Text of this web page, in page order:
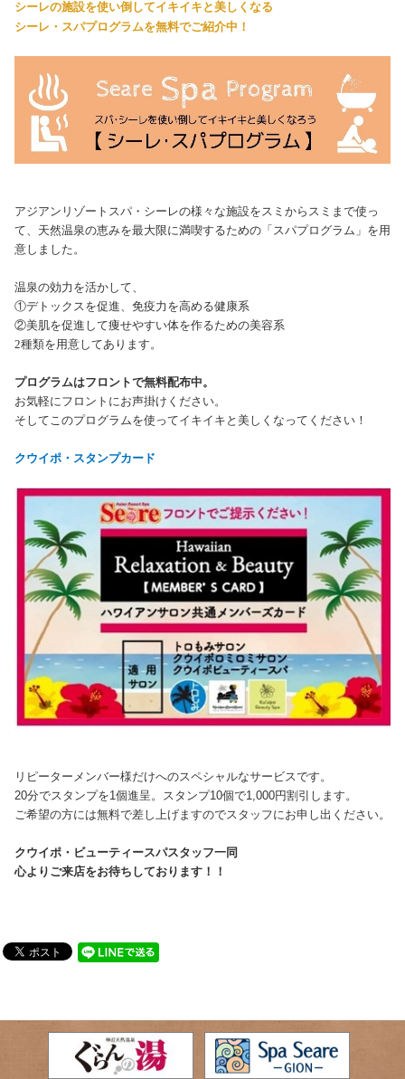
シーレの施設を使い倒してイキイキと美しくなる
シーレ・スパプログラムを無料でご紹介中！
アジアンリゾートスパ・シーレの様々な施設をスミからスミまで使っ
て、天然温泉の恵みを最大限に満喫するための「スパプログラム」を用
意しました。
温泉の効力を活かして、
①デトックスを促進、免疫力を高める健康系
②美肌を促進して痩せやすい体を作るための美容系
2種類を用意してあります。
プログラムはフロントで無料配布中。
お気軽にフロントにお声掛けください。
そしてこのプログラムを使ってイキイキと美しくなってください！
クウイポ・スタンプカード
リピーターメンバー様だけへのスペシャルなサービスです。
20分でスタンプを1個進呈。スタンプ10個で1,000円割引します。
ご希望の方には無料で差し上げますのでスタッフにお申し出ください。
クウイポ・ビューティースパスタッフ一同
心よりご来店をお待ちしております！！